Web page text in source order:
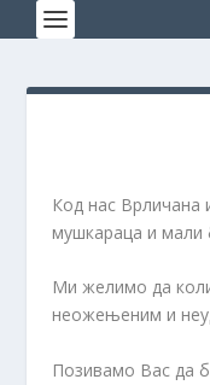
Код нас Врличана
мушкараца и мали
Ми желимо да
неожењеним и
Позивамо Вас да